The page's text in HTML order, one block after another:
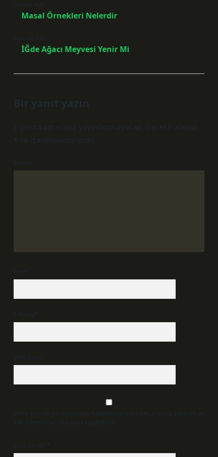
Önceki Yazı
Masal Örnekleri Nelerdir
Sonraki Yazı
İĞde Ağacı Meyvesi Yenir Mi
Bir yanıt yazın
E-posta adresiniz yayınlanmayacak. Gerekli alanlar
*
ile işaretlenmişlerdir
Yorum
İsim*
E-Posta*
Web Sitesi
Daha sonraki yorumlarımda kullanılması için adım, e-posta adresim ve
site adresim bu tarayıcıya kaydedilsin.
6 + 2 kaçtır? *